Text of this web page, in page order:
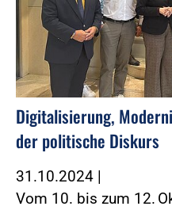
Digitalisierung,
der politische Diskurs
31.10.2024 |
Vom 10. bis zum 12.